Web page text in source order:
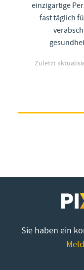
einzigartige
fast täglich
Zuletzt
Sie haben ein